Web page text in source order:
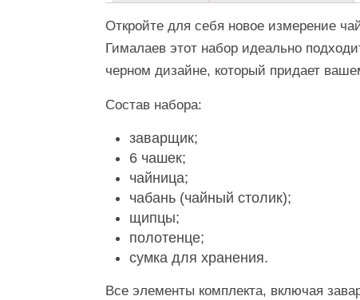
Откройте для себя новое измерение
Гималаев этот набор идеально
черном дизайне, который придает
Состав набора:
заварщик;
6 чашек;
чайница;
чабань (чайный столик);
щипцы;
полотенце;
сумка для хранения.
Все элементы комплекта, включая